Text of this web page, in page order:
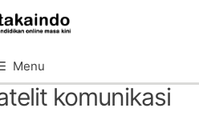
Menu
komunikasi